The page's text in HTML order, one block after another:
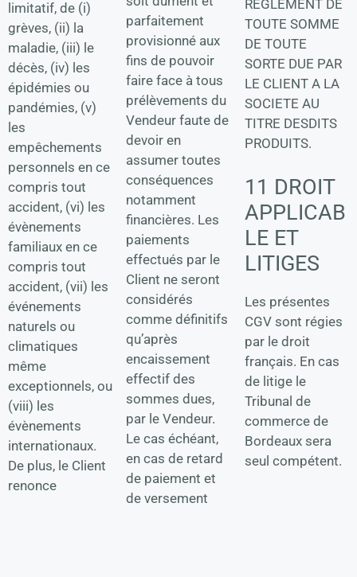
limitatif, de (i)
grèves, (ii) la
maladie, (iii) le
décès, (iv) les
épidémies ou
pandémies, (v)
les
empêchements
personnels en ce
compris tout
accident, (vi) les
évènements
familiaux en ce
compris tout
accident, (vii) les
événements
naturels ou
climatiques
même
exceptionnels, ou
(viii) les
évènements
internationaux.
De plus, le Client
renonce
parfaitement
provisionné aux
fins de pouvoir
faire face à tous
prélèvements du
Vendeur faute de
devoir en
assumer toutes
conséquences
notamment
financières. Les
paiements
effectués par le
Client ne seront
considérés
comme définitifs
qu’après
encaissement
effectif des
sommes dues,
par le Vendeur.
Le cas échéant,
en cas de retard
de paiement et
de versement
REGLEMENT DE
TOUTE SOMME
DE TOUTE
SORTE DUE PAR
LE CLIENT A LA
SOCIETE AU
TITRE DESDITS
PRODUITS.
11 DROIT
APPLICAB
LE ET
LITIGES
Les présentes
CGV sont régies
par le droit
français. En cas
de litige le
Tribunal de
commerce de
Bordeaux sera
seul compétent.